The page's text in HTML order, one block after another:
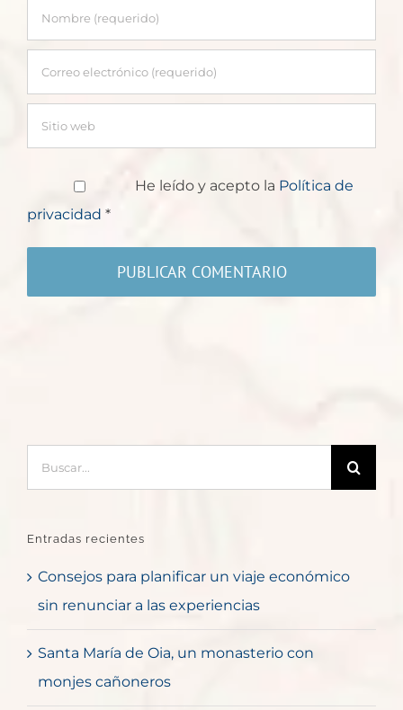
He leído y acepto la Política de
privacidad *
Entradas recientes
Consejos para planificar un viaje económico
sin renunciar a las experiencias
Santa María de Oia, un monasterio con
monjes cañoneros